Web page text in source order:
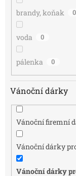
brandy, koňak 0
voda 0
pálenka 0
Vánoční dárky
Vánoční firemní
Vánoční dárky
Vánoční dárky